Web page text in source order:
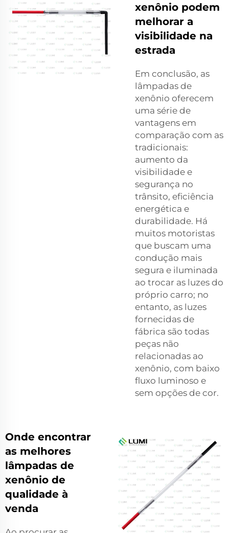
xenônio podem
melhorar a
visibilidade na
estrada
Em conclusão, as
lâmpadas de
xenônio oferecem
uma série de
vantagens em
comparação com as
tradicionais:
aumento da
visibilidade e
segurança no
trânsito, eficiência
energética e
durabilidade. Há
muitos motoristas
que buscam uma
condução mais
segura e iluminada
ao trocar as luzes do
próprio carro; no
entanto, as luzes
fornecidas de
fábrica são todas
peças não
relacionadas ao
xenônio, com baixo
fluxo luminoso e
sem opções de cor.
Onde encontrar
as melhores
lâmpadas de
xenônio de
qualidade à
venda